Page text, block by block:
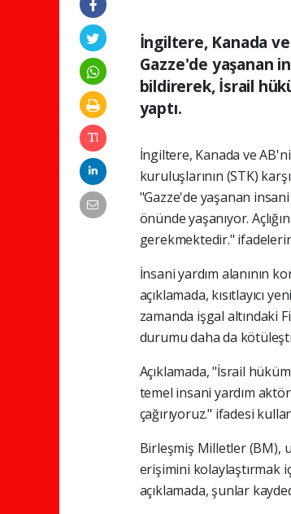
İngiltere, Kanada
Gazze'de yaşanan
bildirerek, İsrail
yaptı.
İngiltere, Kanada ve
kuruluşlarının (STK)
"Gazze'de yaşanan
önünde yaşanıyor.
gerekmektedir."
İnsani yardım alanının
açıklamada, kısıtlayıcı
zamanda işgal altındaki
durumu daha da
Açıklamada, "İsrail
temel insani yardım
çağırıyoruz." ifadesi
Birleşmiş Milletler (BM),
erişimini kolaylaştırmak
açıklamada, şunlar